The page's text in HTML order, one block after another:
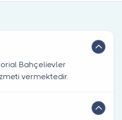
Bahçelievler
vermektedir.